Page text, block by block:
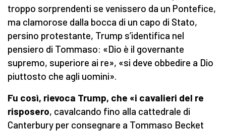
troppo sorprendenti se venissero da un Pontefice,
ma clamorose dalla bocca di un capo di Stato,
persino protestante, Trump s’identifica nel
pensiero di Tommaso: «Dio è il governante
supremo, superiore ai re», «si deve obbedire a Dio
piuttosto che agli uomini».
Fu così, rievoca Trump, che «i cavalieri del re
risposero, cavalcando fino alla cattedrale di
Canterbury per consegnare a Tommaso Becket